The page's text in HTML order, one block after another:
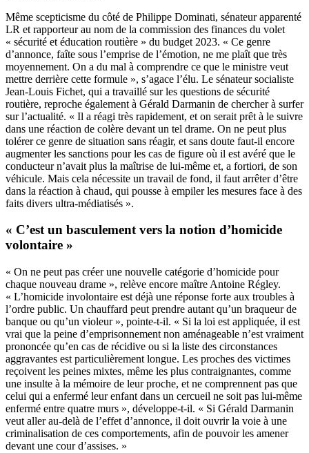
Même scepticisme du côté de Philippe Dominati, sénateur apparenté
LR et rapporteur au nom de la commission des finances du volet
« sécurité et éducation routière » du budget 2023. « Ce genre
d’annonce, faîte sous l’emprise de l’émotion, ne me plaît que très
moyennement. On a du mal à comprendre ce que le ministre veut
mettre derrière cette formule », s’agace l’élu. Le sénateur socialiste
Jean-Louis Fichet, qui a travaillé sur les questions de sécurité
routière, reproche également à Gérald Darmanin de chercher à surfer
sur l’actualité. « Il a réagi très rapidement, et on serait prêt à le suivre
dans une réaction de colère devant un tel drame. On ne peut plus
tolérer ce genre de situation sans réagir, et sans doute faut-il encore
augmenter les sanctions pour les cas de figure où il est avéré que le
conducteur n’avait plus la maîtrise de lui-même et, a fortiori, de son
véhicule. Mais cela nécessite un travail de fond, il faut arrêter d’être
dans la réaction à chaud, qui pousse à empiler les mesures face à des
faits divers ultra-médiatisés ».
« C’est un basculement vers la notion d’homicide
volontaire »
« On ne peut pas créer une nouvelle catégorie d’homicide pour
chaque nouveau drame », relève encore maître Antoine Régley.
« L’homicide involontaire est déjà une réponse forte aux troubles à
l’ordre public. Un chauffard peut prendre autant qu’un braqueur de
banque ou qu’un violeur », pointe-t-il. « Si la loi est appliquée, il est
vrai que la peine d’emprisonnement non aménageable n’est vraiment
prononcée qu’en cas de récidive ou si la liste des circonstances
aggravantes est particulièrement longue. Les proches des victimes
reçoivent les peines mixtes, même les plus contraignantes, comme
une insulte à la mémoire de leur proche, et ne comprennent pas que
celui qui a enfermé leur enfant dans un cercueil ne soit pas lui-même
enfermé entre quatre murs », développe-t-il. « Si Gérald Darmanin
veut aller au-delà de l’effet d’annonce, il doit ouvrir la voie à une
criminalisation de ces comportements, afin de pouvoir les amener
devant une cour d’assises. »